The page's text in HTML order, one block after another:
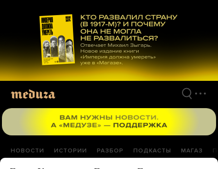
материалам
НОВОСТИ ИСТОРИИ РАЗБОР ПОДКАСТЫ МАГАЗ